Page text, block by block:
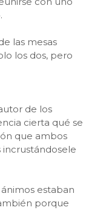
las mesas
los dos, pero
de los
cierta qué se
que ambos
incrustándosele
estaban
porque